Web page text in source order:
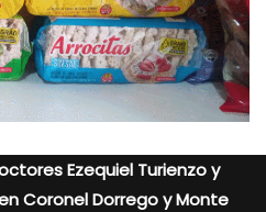
Ezequiel Turienzo y
Coronel Dorrego y Monte